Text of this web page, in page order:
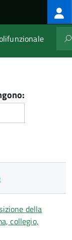
della
collegio,